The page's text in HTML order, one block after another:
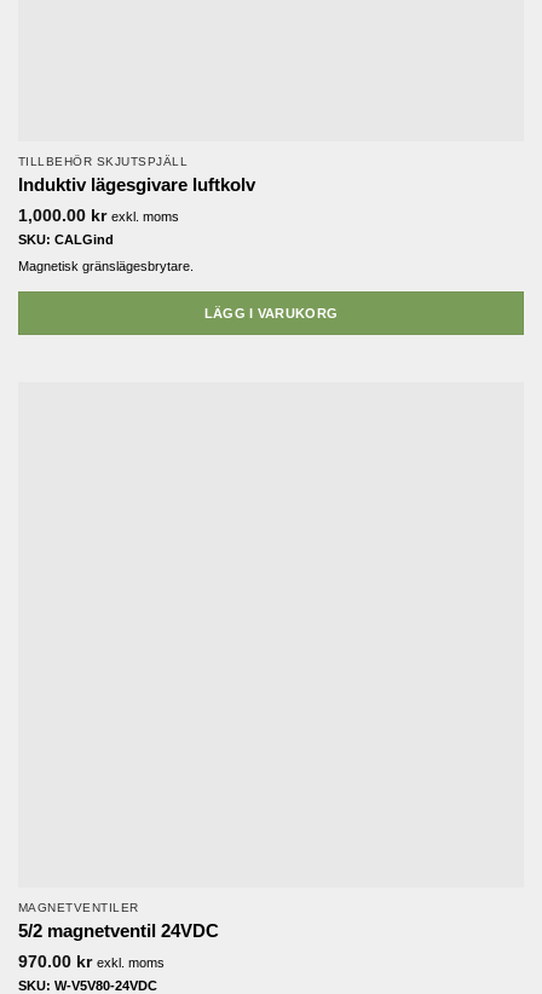
TILLBEHÖR SKJUTSPJÄLL
Induktiv lägesgivare luftkolv
1,000.00 kr exkl. moms
SKU: CALGind
Magnetisk gränslägesbrytare.
LÄGG I VARUKORG
MAGNETVENTILER
5/2 magnetventil 24VDC
970.00 kr exkl. moms
SKU: W-V5V80-24VDC